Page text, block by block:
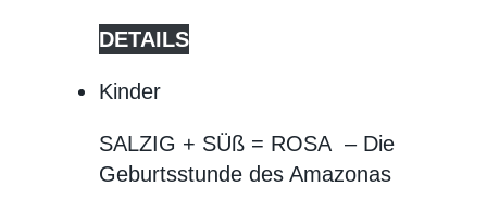
DETAILS
Kinder
SALZIG + SÜß = ROSA – Die
Geburtsstunde des Amazonas